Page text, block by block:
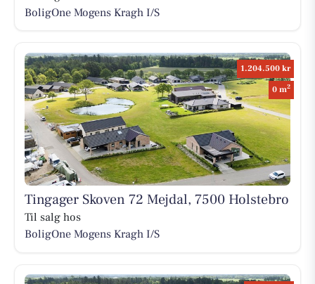
BoligOne Mogens Kragh I/S
1.204.500 kr
0 m2
Tingager Skoven 72 Mejdal, 7500 Holstebro
Til salg hos
BoligOne Mogens Kragh I/S